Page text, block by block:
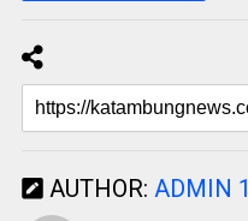
AUTHOR: ADMIN 1